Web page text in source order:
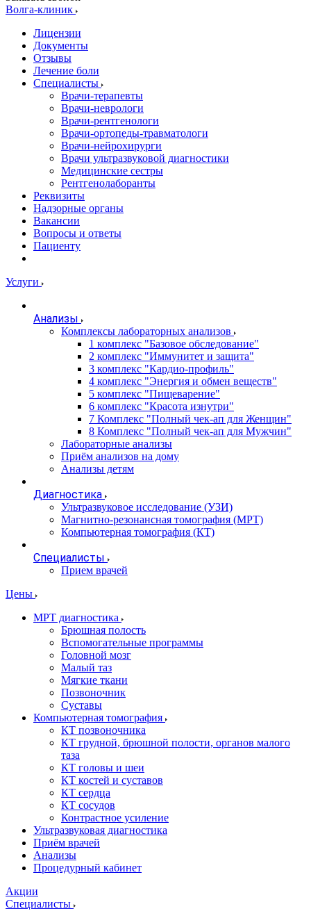
Волга-клиник
Лицензии
Документы
Отзывы
Лечение боли
Специалисты
Врачи-терапевты
Врачи-неврологи
Врачи-рентгенологи
Врачи-ортопеды-травматологи
Врачи-нейрохирурги
Врачи ультразвуковой диагностики
Медицинские сестры
Рентгенолаборанты
Реквизиты
Надзорные органы
Вакансии
Вопросы и ответы
Пациенту
Услуги
Анализы
Комплексы лабораторных анализов
1 комплекс "Базовое обследование"
2 комплекс "Иммунитет и защита"
3 комплекс "Кардио-профиль"
4 комплекс "Энергия и обмен веществ"
5 комплекс "Пищеварение"
6 комплекс "Красота изнутри"
7 Комплекс "Полный чек-ап для Женщин"
8 Комплекс "Полный чек-ап для Мужчин"
Лабораторные анализы
Приём анализов на дому
Анализы детям
Диагностика
Ультразвуковое исследование (УЗИ)
Магнитно-резонансная томография (МРТ)
Компьютерная томография (КТ)
Специалисты
Прием врачей
Цены
МРТ диагностика
Брюшная полость
Вспомогательные программы
Головной мозг
Малый таз
Мягкие ткани
Позвоночник
Суставы
Компьютерная томография
КТ позвоночника
КТ грудной, брюшной полости, органов малого
таза
КТ головы и шеи
КТ костей и суставов
КТ сердца
КТ сосудов
Контрастное усиление
Ультразвуковая диагностика
Приём врачей
Анализы
Процедурный кабинет
Акции
Специалисты